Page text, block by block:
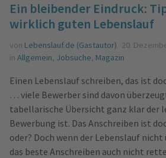
Ein bleibender Eindruck:
wirklich guten Lebenslauf
von Lebenslauf.de (Gastautor) 20.
in Allgemein, Jobsuche, Magazin
Einen Lebenslauf schreiben, das ist
… viele Bewerber sind davon
tabellarische Übersicht ganz klar der
Bewerbung ist. Das Anschreiben ist
oder? Doch wenn der Lebenslauf
das beste Anschreiben auch nicht